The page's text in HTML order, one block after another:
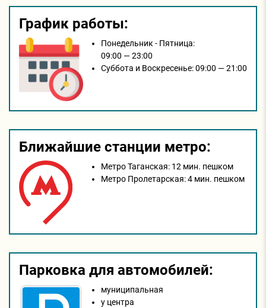
График работы:
Понедельник - Пятница:
09:00 — 23:00
Суббота и Воскресенье:09:00 — 21:00
Ближайшие станции метро:
Метро Таганская: 12 мин. пешком
Метро Пролетарская:4 мин. пешком
Парковка для автомобилей:
муниципальная
у центра